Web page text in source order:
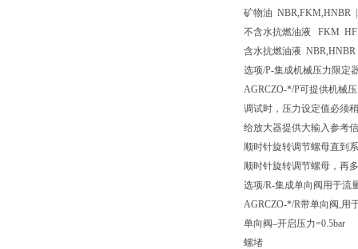
矿物油 NBR,FKM,HNBR
不含水抗燃油液 FKM
含水抗燃油液
选项/P-集成机械压力限定
AGRCZO-*/P可提供机械
调试时，压力设定值必须
给放大器提供大输入参考
顺时针旋转调节螺母直到
顺时针旋转调节螺母，再
选项/R-集成单向阀用于流
AGRCZO-*/R带单向阀,用
单向阀–开启压力=0.5bar
螺堵